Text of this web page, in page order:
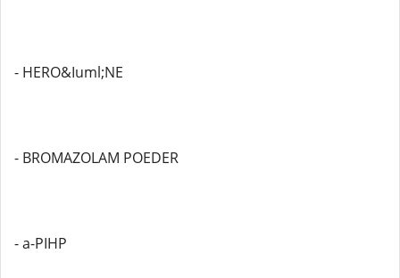
- HERO&Iuml;NE
- BROMAZOLAM POEDER
- a-PIHP